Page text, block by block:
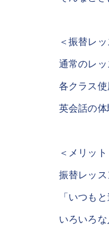
＜振替レ
通常のレ
各クラス
英会話の
＜メリット
振替レッ
「いつも
いろいろ